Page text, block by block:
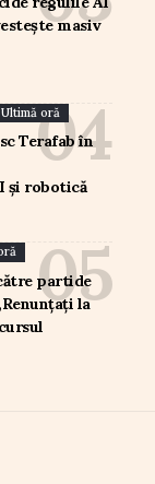
masiv
Ultimă oră
Terafab în
și robotică
partide
la